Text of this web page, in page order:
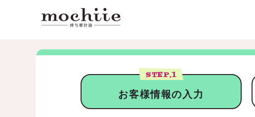
STEP.1
お客様情報の入力